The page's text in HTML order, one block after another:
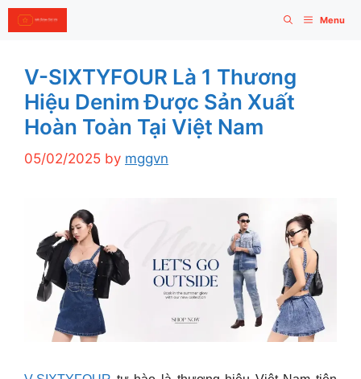
Skip
to
Menu
V-SIXTYFOUR Là 1 Thương
Hiệu Denim Được Sản Xuất
Hoàn Toàn Tại Việt Nam
05/02/2025 by mggvn